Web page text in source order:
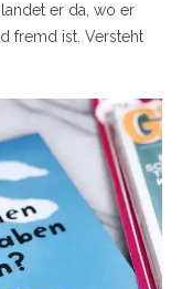
er da, wo er
fremd ist. Versteht